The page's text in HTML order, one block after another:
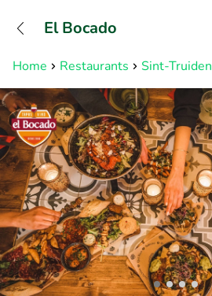
Home Restaurants Sint-Truiden
El Bocado